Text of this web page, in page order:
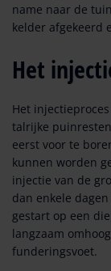
name naar de
kelder afgekeerd
Het
Het
talrijke
eerst voor te
kunnen worden
injectie van de
dan enkele
gestart op een
langzaam
funderingsvoet.